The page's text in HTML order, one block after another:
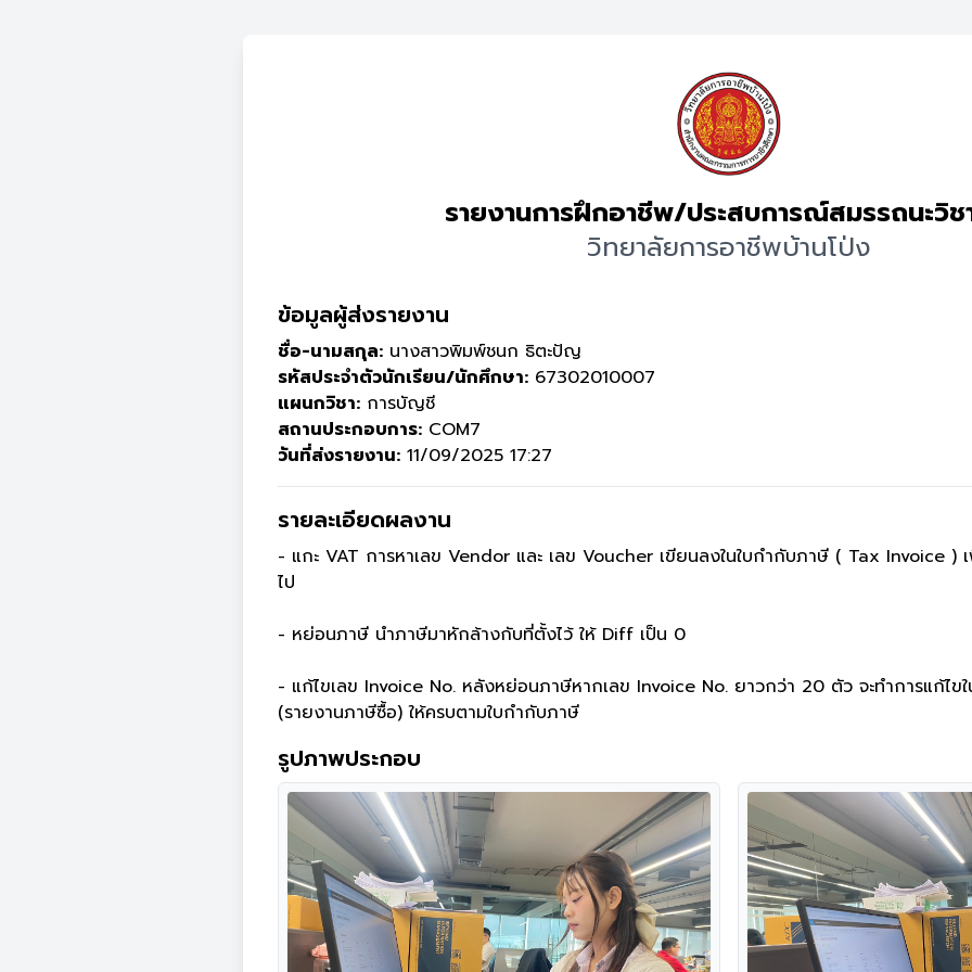
รายงานการฝึกอาชีพ/ประสบการณ์สมรรถนะวิ
วิทยาลัยการอาชีพบ้านโป่ง
ข้อมูลผู้ส่งรายงาน
ชื่อ-นามสกุล: นางสาวพิมพ์ชนก ธิตะปัญ
รหัสประจำตัวนักเรียน/นักศึกษา: 67302010007
แผนกวิชา: การบัญชี
สถานประกอบการ: COM7
วันที่ส่งรายงาน: 11/09/2025 17:27
รายละเอียดผลงาน
- แกะ VAT การหาเลข Vendor และ เลข Voucher เขียนลงในใบกำกับภาษี ( Tax Invoice )
ไป
- หย่อนภาษี นำภาษีมาหักล้างกับที่ตั้งไว้ ให้ Diff เป็น 0
- แก้ไขเลข Invoice No. หลังหย่อนภาษีหากเลข Invoice No. ยาวกว่า 20 ตัว จะทำการแก้ไข
(รายงานภาษีซื้อ) ให้ครบตามใบกำกับภาษี
รูปภาพประกอบ